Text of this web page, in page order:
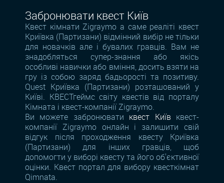
Забронювати квест Київ
Квест кімнати Zigraymo а саме реаліті квест
Криївка (Партизани) відмінний вибір не тільки
для новачків але і бувалих гравців. Вам не
знадобляться супер-знання або якісь
особливі навички або вміння, досить взяти на
гру із собою заряд бадьорості та позитиву.
Quest Криївка (Партизани) розташований у
Київі. КВЕСТгеймс світу квестів від порталу
Кімната і квест-компанії Zigraymo.
Ви можете забронювати квест Київ квест-
компанії Zigraymo онлайн і залишити свій
відгук після проходження квесту Криївка
(Партизани) для інших гравців, щоб
допомогти у виборі квесту та його об'єктивної
оцінки. Квест портал для вибору квесткімнат
Qimnata.